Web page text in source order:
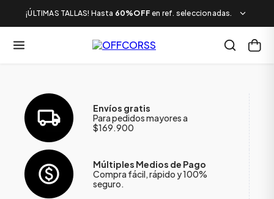
¡ÚLTIMAS TALLAS! Hasta 60%OFF en ref. seleccionadas.
Envíos gratis
Para pedidos mayores a
$169.900
Múltiples Medios de Pago
Compra fácil, rápido y 100%
seguro.